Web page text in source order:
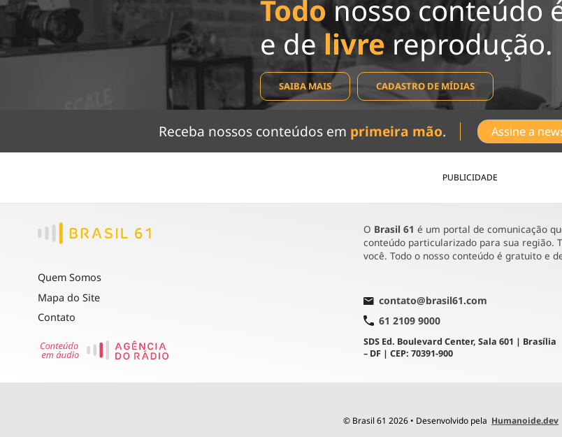
Todonosso conteúdo
e de livre reprodução.
SAIBA MAIS CADASTRO DE MÍDIAS
Receba nossos conteúdos em primeira mão. Assine a
PUBLICIDADE
Quem Somos
Mapa do Site
Contato
O Brasil 61 é um portal de comunicação
conteúdo particularizado para sua região.
você. Todo o nosso conteúdo é gratuito e
contato@brasil61.com
61 2109 9000
SDS Ed. Boulevard Center, Sala 601 | Brasília
– DF | CEP: 70391-900
© Brasil 61 2026 • Desenvolvido pela Humanoide.dev